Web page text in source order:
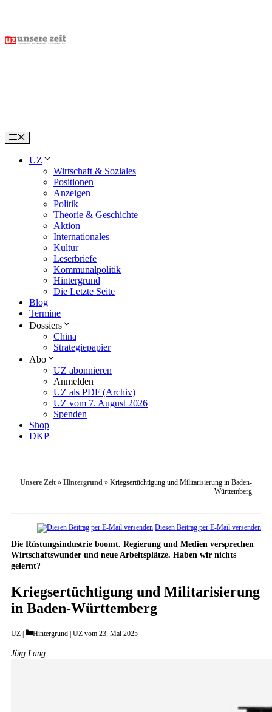
content
Menu
UZ
Wirtschaft & Soziales
Positionen
Anzeigen
Politik
Theorie & Geschichte
Aktion
Internationales
Kultur
Leserbriefe
Kommunalpolitik
Hintergrund
Die Letzte Seite
Blog
Termine
Dossiers
China
Strategiepapier
Abo
UZ abonnieren
Anmelden
UZ als PDF (Archiv)
UZ vom 7. August 2026
Spenden
Shop
DKP
Unsere Zeit » Hintergrund » Kriegsertüchtigung und Militarisierung in Baden-
Württemberg
Diesen Beitrag per E-Mail versenden
Die Rüstungsindustrie boomt. Regierung und Medien versprechen
Wirtschaftswunder und neue Arbeitsplätze. Haben wir nichts
gelernt?
Kriegsertüchtigung und Militarisierung
in Baden-Württemberg
UZ Categories
Hintergrund UZ vom 23. Mai 2025
Jörg Lang